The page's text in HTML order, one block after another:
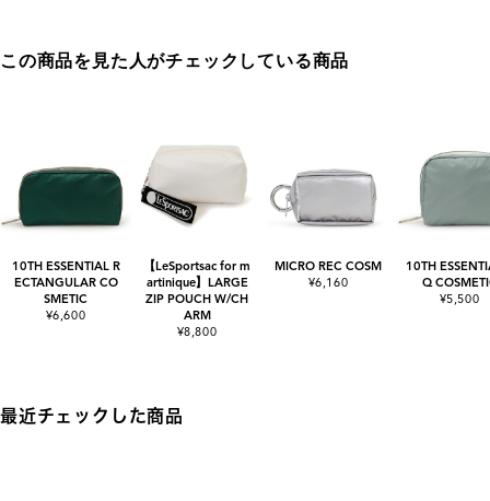
この商品を見た人がチェックしている商品
10TH ESSENTIAL R
ECTANGULAR CO
SMETIC
¥6,600
【LeSportsac for m
artinique】LARGE
ZIP POUCH W/CH
ARM
¥8,800
MICRO REC COSM
¥6,160
10TH
Q
¥5,500
最近チェックした商品